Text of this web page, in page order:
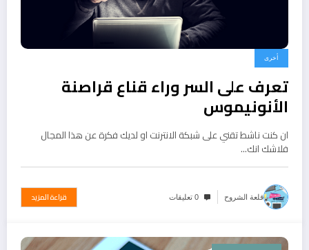
أخرى
تعرف على السر وراء قناع قراصنة
الأنونيموس
ان كنت ناشط تقني على شبكة الانترنت او لديك فكرة عن هذا المجال
فلاشك انك…
قلعة الشروح 0 تعليقات قراءة المزيد